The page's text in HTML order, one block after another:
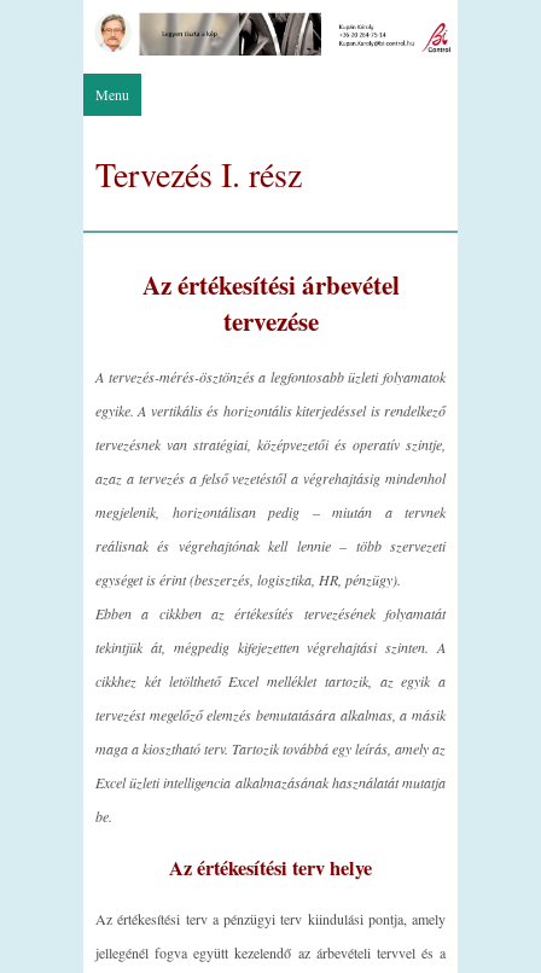
Menu
Tervezés I. rész
Az értékesítési árbevétel
tervezése
A tervezés-mérés-ösztönzés a legfontosabb üzleti folyamatok
egyike. A vertikális és horizontális kiterjedéssel is rendelkező
tervezésnek van stratégiai, középvezetői és operatív szintje,
azaz a tervezés a felső vezetéstől a végrehajtásig mindenhol
megjelenik, horizontálisan pedig – miután a tervnek
reálisnak és végrehajtónak kell lennie – több szervezeti
egységet is érint (beszerzés, logisztika, HR, pénzügy).
Ebben a cikkben az értékesítés tervezésének folyamatát
tekintjük át, mégpedig kifejezetten végrehajtási szinten. A
cikkhez két letölthető Excel melléklet tartozik, az egyik a
tervezést megelőző elemzés bemutatására alkalmas, a másik
maga a kiosztható terv. Tartozik továbbá egy leírás, amely az
Excel üzleti intelligencia alkalmazásának használatát mutatja
be.
Az értékesítési terv helye
Az értékesítési terv a pénzügyi terv kiindulási pontja, amely
jellegénél fogva együtt kezelendő az árbevételi tervvel és a